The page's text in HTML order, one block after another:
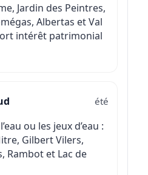
Jardin des Peintres,
Albertas et Val
intérêt patrimonial
été
ou les jeux d’eau :
Gilbert Vilers,
Rambot et Lac de